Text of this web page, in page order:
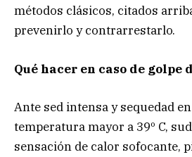
métodos clásicos, citados
prevenirlo y contrarrestarlo.
Qué hacer en caso de golpe
Ante sed intensa y sequedad
temperatura mayor a 39º C,
sensación de calor sofocante,